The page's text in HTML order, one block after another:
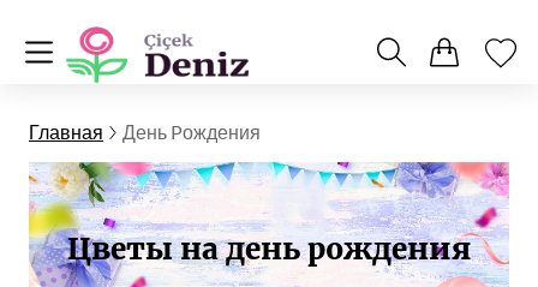
Главная День Pождения
Цветы на день рождения